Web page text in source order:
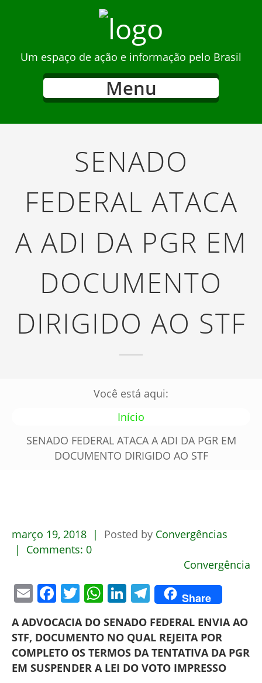
Um espaço de ação e informação pelo Brasil
Menu
SENADO
FEDERAL ATACA
A ADI DA PGR EM
DOCUMENTO
DIRIGIDO AO STF
Você está aqui:
Início
SENADO FEDERAL ATACA A ADI DA PGR EM
DOCUMENTO DIRIGIDO AO STF
março 19, 2018 Posted by Convergências
Comments: 0
Convergência
EmailFacebook
Twitter
WhatsApp
LinkedIn
Telegram
Share
A ADVOCACIA DO SENADO FEDERAL ENVIA AO
STF, DOCUMENTO NO QUAL REJEITA POR
COMPLETO OS TERMOS DA TENTATIVA DA PGR
EM SUSPENDER A LEI DO VOTO IMPRESSO